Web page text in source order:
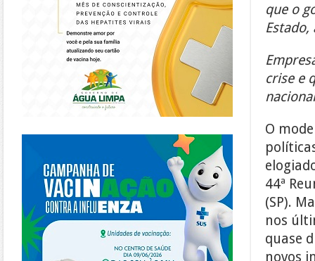
que o
crise e
nacional
O
44ª
(SP).
nos
quase
novos
https://piracanjuba.go.gov.br/